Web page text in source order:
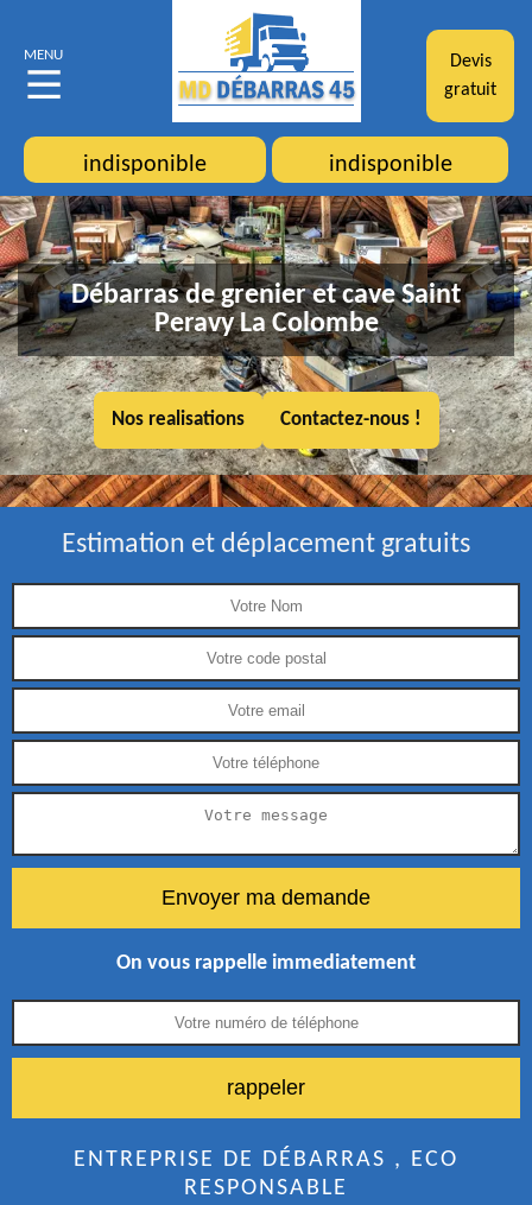
MENU
Devis
gratuit
indisponible indisponible
Débarras de grenier et cave Saint
Peravy La Colombe
Nos realisations Contactez-nous !
Estimation et déplacement gratuits
On vous rappelle immediatement
ENTREPRISE DE DÉBARRAS , ECO
RESPONSABLE